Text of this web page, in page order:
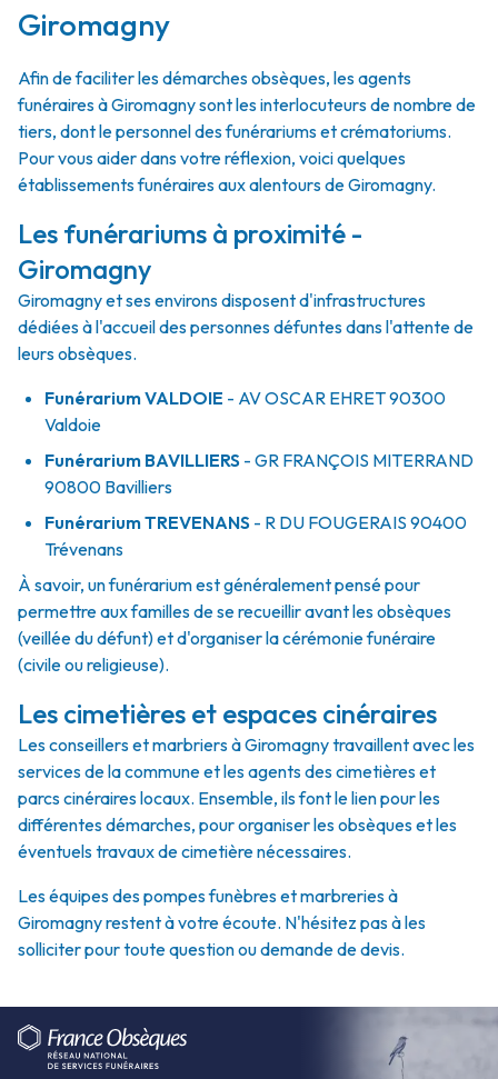
Giromagny
Afin de faciliter les démarches obsèques, les agents
funéraires à Giromagny sont les interlocuteurs de nombre de
tiers, dont le personnel des funérariums et crématoriums.
Pour vous aider dans votre réflexion, voici quelques
établissements funéraires aux alentours de Giromagny.
Les funérariums à proximité -
Giromagny
Giromagny et ses environs disposent d'infrastructures
dédiées à l'accueil des personnes défuntes dans l'attente de
leurs obsèques.
FunérariumVALDOIE - AVOSCAR EHRET90300
Valdoie
Funérarium BAVILLIERS - GR FRANÇOIS MITERRAND
90800 Bavilliers
FunérariumTREVENANS - R DU FOUGERAIS 90400
Trévenans
À savoir, un funérarium est généralement pensé pour
permettre aux familles de se recueillir avant les obsèques
(veillée du défunt) et d'organiser la cérémonie funéraire
(civile ou religieuse).
Les cimetières et espaces cinéraires
Les conseillers et marbriers à Giromagny travaillent avec les
services de la commune et les agents des cimetières et
parcs cinéraires locaux. Ensemble, ils font le lien pour les
différentes démarches, pour organiser les obsèques et les
éventuels travaux de cimetière nécessaires.
Les équipes des pompes funèbres et marbreries à
Giromagny restent à votre écoute. N'hésitez pas à les
solliciter pour toute question ou demande de devis.